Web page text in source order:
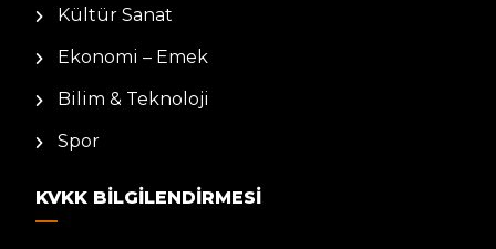
Kültür Sanat
Ekonomi – Emek
Bilim & Teknoloji
Spor
KVKK BILGILENDIRMESI